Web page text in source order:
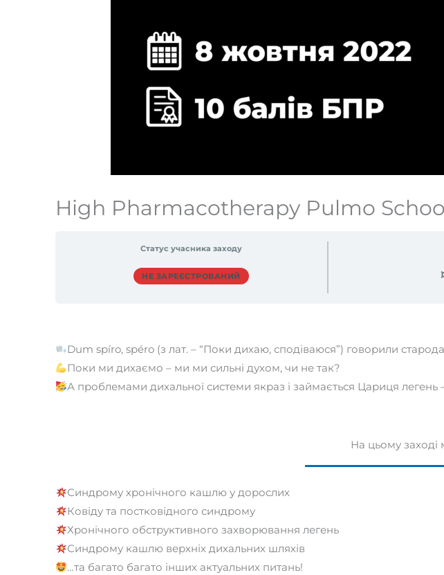
High Pharmacotherapy Pulmo
Статус учасника заходу
НЕ ЗАРЕЄСТРОВАНИЙ
Dum spíro, spéro (з лат. – “Поки дихаю, сподіваюся”) говорили
Поки ми дихаємо – ми ми сильні духом, чи не так?
А проблемами дихальної системи якраз і займається Цариця легень
На цьому
Синдрому хронічного кашлю у дорослих
Ковіду та постковідного синдрому
Хронічного обструктивного захворювання легень
Синдрому кашлю верхніх дихальних шляхів
…та багато багато інших актуальних питань!